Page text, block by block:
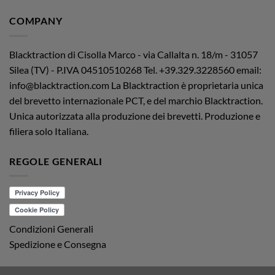
COMPANY
Blacktraction di Cisolla Marco - via Callalta n. 18/m - 31057
Silea (TV) - P.IVA 04510510268Tel. +39.329.3228560 email:
info@blacktraction.com La Blacktraction è proprietaria unica
del brevetto internazionale PCT, e del marchio Blacktraction.
Unica autorizzata alla produzione dei brevetti. Produzione e
filiera solo Italiana.
REGOLE GENERALI
Condizioni Generali
Spedizione e Consegna